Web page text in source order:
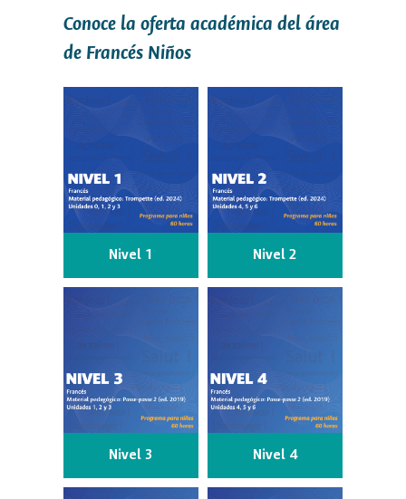
Conoce la oferta académica del área
de Francés Niños
Nivel 1 Nivel 2
Nivel 3 Nivel 4